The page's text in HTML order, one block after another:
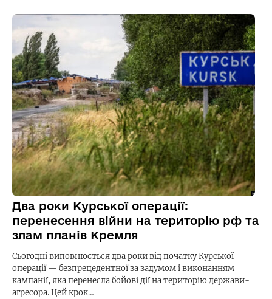
Два роки Курської операції:
перенесення війни на територію рф та
злам планів Кремля
Сьогодні виповнюється два роки від початку Курської
операції — безпрецедентної за задумом і виконанням
кампанії, яка перенесла бойові дії на територію держави-
агресора. Цей крок…